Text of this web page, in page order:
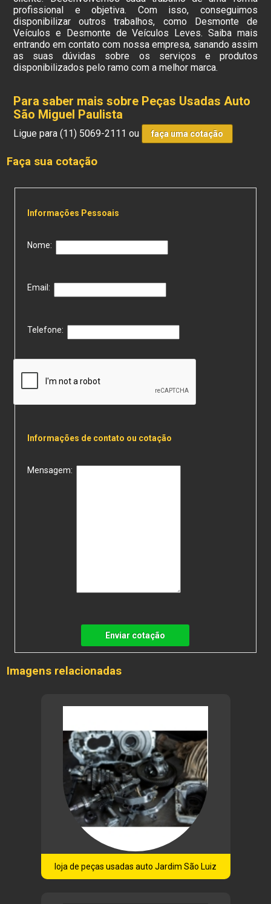
profissional e objetiva. Com isso, conseguimos
disponibilizar outros trabalhos, como Desmonte de
Veículos e Desmonte de Veículos Leves. Saiba mais
entrando em contato com nossa empresa, sanando assim
as suas dúvidas sobre os serviços e produtos
disponibilizados pelo ramo com a melhor marca.
Para saber mais sobre Peças Usadas Auto
São Miguel Paulista
Ligue para(11) 5069-2111 ou faça uma cotação
Faça sua cotação
Informações Pessoais
Nome:
Email:
Telefone:
Informações de contato ou cotação
Mensagem:
Enviar cotação
Imagens relacionadas
loja de peças usadas auto Jardim São Luiz